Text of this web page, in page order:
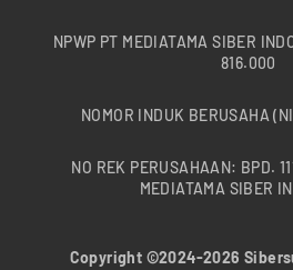
NPWP PT MEDIATAMA SIBER
816.000
NOMOR INDUK BERUSAHA
NO REK PERUSAHAAN: BPD.
MEDIATAMA SIBER
Copyright ©2024-2026